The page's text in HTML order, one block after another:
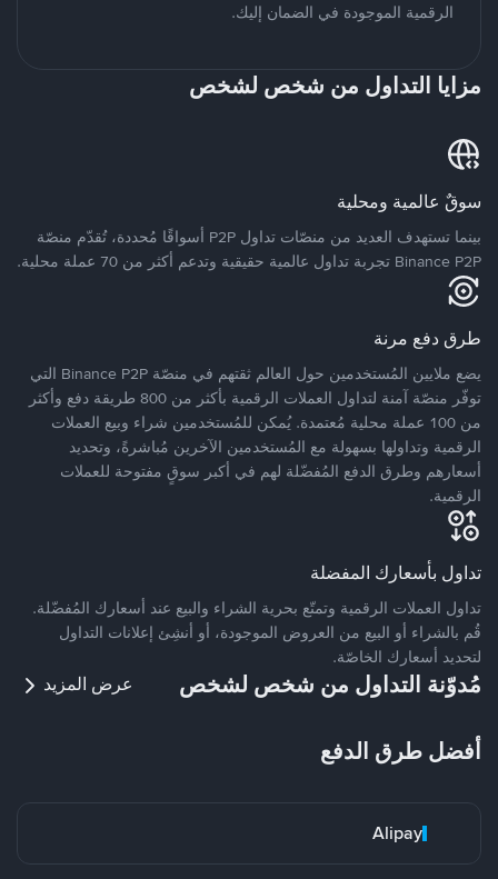
الرقمية الموجودة في الضمان إليك.
مزايا التداول من شخص لشخص
سوقٌ عالمية ومحلية
بينما تستهدف العديد من منصّات تداول P2P أسواقًا مُحددة، تُقدّم منصّة
Binance P2P تجربة تداول عالمية حقيقية وتدعم أكثر من 70 عملة محلية.
طرق دفع مرنة
يضع ملايين المُستخدمين حول العالم ثقتهم في منصّة Binance P2P التي
توفّر منصّة آمنة لتداول العملات الرقمية بأكثر من 800 طريقة دفع وأكثر
من 100 عملة محلية مُعتمدة. يُمكن للمُستخدمين شراء وبيع العملات
الرقمية وتداولها بسهولة مع المُستخدمين الآخرين مُباشرةً، وتحديد
أسعارهم وطرق الدفع المُفضّلة لهم في أكبر سوقٍ مفتوحة للعملات
الرقمية.
تداول بأسعارك المفضلة
تداول العملات الرقمية وتمتّع بحرية الشراء والبيع عند أسعارك المُفضّلة.
قُم بالشراء أو البيع من العروض الموجودة، أو أنشِئ إعلانات التداول
لتحديد أسعارك الخاصّة.
مُدوّنة التداول من شخص لشخص عرض المزيد
أفضل طرق الدفع
Alipay